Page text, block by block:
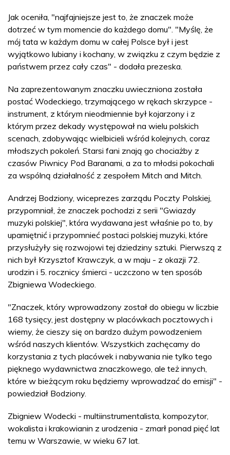
Jak oceniła, "najfajniejsze jest to, że znaczek może
dotrzeć w tym momencie do każdego domu". "Myślę, że
mój tata w każdym domu w całej Polsce był i jest
wyjątkowo lubiany i kochany, w związku z czym będzie z
państwem przez cały czas" - dodała prezeska.
Na zaprezentowanym znaczku uwieczniona została
postać Wodeckiego, trzymającego w rękach skrzypce -
instrument, z którym nieodmiennie był kojarzony i z
którym przez dekady występował na wielu polskich
scenach, zdobywając wielbicieli wśród kolejnych, coraz
młodszych pokoleń. Starsi fani znają go chociażby z
czasów Piwnicy Pod Baranami, a za to młodsi pokochali
za wspólną działalność z zespołem Mitch and Mitch.
Andrzej Bodziony, wiceprezes zarządu Poczty Polskiej,
przypomniał, że znaczek pochodzi z serii "Gwiazdy
muzyki polskiej", która wydawana jest właśnie po to, by
upamiętnić i przypomnieć postaci polskiej muzyki, które
przysłużyły się rozwojowi tej dziedziny sztuki. Pierwszą z
nich był Krzysztof Krawczyk, a w maju - z okazji 72.
urodzin i 5. rocznicy śmierci - uczczono w ten sposób
Zbigniewa Wodeckiego.
"Znaczek, który wprowadzony został do obiegu w liczbie
168 tysięcy, jest dostępny w placówkach pocztowych i
wiemy, że cieszy się on bardzo dużym powodzeniem
wśród naszych klientów. Wszystkich zachęcamy do
korzystania z tych placówek i nabywania nie tylko tego
pięknego wydawnictwa znaczkowego, ale też innych,
które w bieżącym roku będziemy wprowadzać do emisji" -
powiedział Bodziony.
Zbigniew Wodecki - multiinstrumentalista, kompozytor,
wokalista i krakowianin z urodzenia - zmarł ponad pięć lat
temu w Warszawie, w wieku 67 lat.